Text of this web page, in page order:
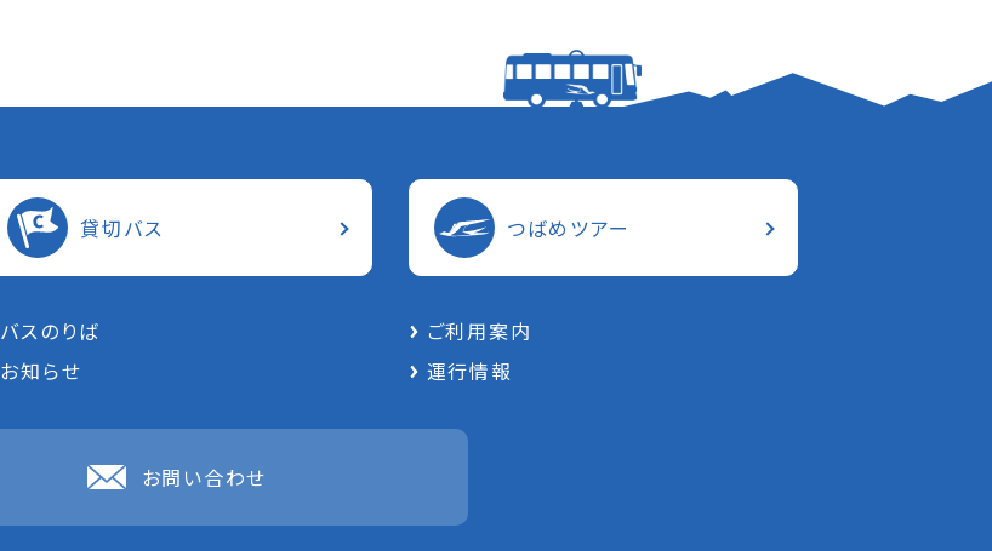
貸切バス つばめツアー
バスのりば
ご利用案内
お知らせ 運行情報
お問い合わせ